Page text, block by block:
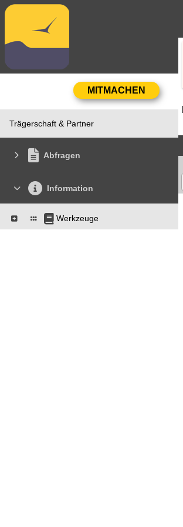
Trägerschaft & Partner
Abfragen
Information
Werkzeuge